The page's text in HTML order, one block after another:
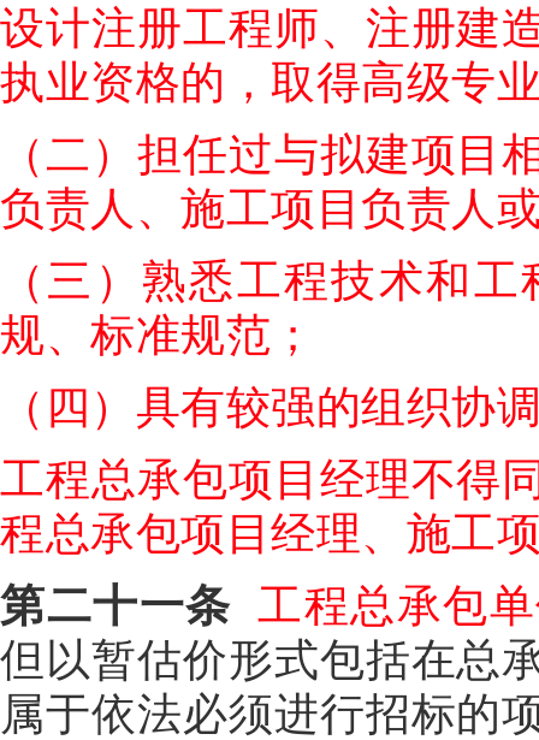
设计注册工程师、注册建
执业资格的，取得高级专
（二）担任过与拟建项目
负责人、施工项目负责人
（三）熟悉工程技术和
规、标准规范；
（四）具有较强的组织协
工程总承包项目经理不得
程总承包项目经理、施工
第二十一条 工程总承包
但以暂估价形式包括在总
属于依法必须进行招标的